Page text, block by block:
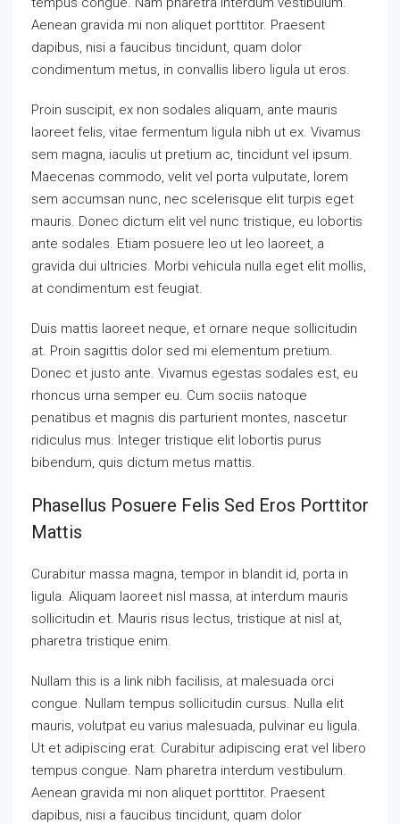
Aenean gravida mi non aliquet porttitor. Praesent
dapibus, nisi a faucibus tincidunt, quam dolor
condimentum metus, in convallis libero ligula ut eros.
Proin suscipit, ex non sodales aliquam, ante mauris
laoreet felis, vitae fermentum ligula nibh ut ex. Vivamus
sem magna, iaculis ut pretium ac, tincidunt vel ipsum.
Maecenas commodo, velit vel porta vulputate, lorem
sem accumsan nunc, nec scelerisque elit turpis eget
mauris. Donec dictum elit vel nunc tristique, eu lobortis
ante sodales. Etiam posuere leo ut leo laoreet, a
gravida dui ultricies. Morbi vehicula nulla eget elit mollis,
at condimentum est feugiat.
Duis mattis laoreet neque, et ornare neque sollicitudin
at. Proin sagittis dolor sed mi elementum pretium.
Donec et justo ante. Vivamus egestas sodales est, eu
rhoncus urna semper eu. Cum sociis natoque
penatibus et magnis dis parturient montes, nascetur
ridiculus mus. Integer tristique elit lobortis purus
bibendum, quis dictum metus mattis.
Phasellus Posuere Felis Sed Eros Porttitor
Mattis
Curabitur massa magna, tempor in blandit id, porta in
ligula. Aliquam laoreet nisl massa, at interdum mauris
sollicitudin et. Mauris risus lectus, tristique at nisl at,
pharetra tristique enim.
Nullam this is a link nibh facilisis, at malesuada orci
congue. Nullam tempus sollicitudin cursus. Nulla elit
mauris, volutpat eu varius malesuada, pulvinar eu ligula.
Ut et adipiscing erat. Curabitur adipiscing erat vel libero
tempus congue. Nam pharetra interdum vestibulum.
Aenean gravida mi non aliquet porttitor. Praesent
dapibus, nisi a faucibus tincidunt, quam dolor